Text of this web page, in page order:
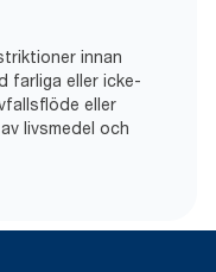
innan
farliga eller icke-
eller
livsmedel och